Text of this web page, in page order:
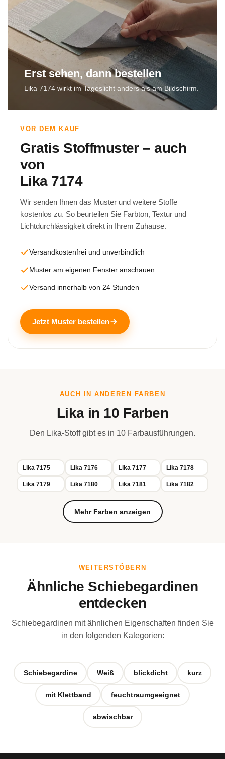
Erst sehen, dann bestellen
Lika 7174 wirkt im Tageslicht anders als am Bildschirm.
VOR DEM KAUF
Gratis Stoffmuster – auch
von
Lika 7174
Wir senden Ihnen das Muster und weitere Stoffe
kostenlos zu. So beurteilen Sie Farbton, Textur und
Lichtdurchlässigkeit direkt in Ihrem Zuhause.
Versandkostenfrei und unverbindlich
Muster am eigenen Fenster anschauen
Versand innerhalb von 24 Stunden
Jetzt Muster bestellen
AUCH IN ANDEREN FARBEN
Lika in 10 Farben
Den Lika-Stoff gibt es in 10 Farbausführungen.
Lika 7175 Lika 7176 Lika 7177 Lika 7178
Lika 7179 Lika 7180 Lika 7181 Lika 7182
Mehr Farben anzeigen
WEITERSTÖBERN
Ähnliche Schiebegardinen
entdecken
Schiebegardinen mit ähnlichen Eigenschaften finden Sie
in den folgenden Kategorien:
Schiebegardine Weiß blickdicht kurz
mit Klettband feuchtraumgeeignet
abwischbar